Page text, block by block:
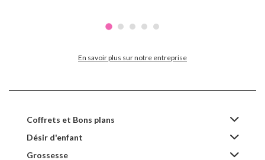
En savoir plus sur notre entreprise
Coffrets et Bons plans
Désir d'enfant
Grossesse